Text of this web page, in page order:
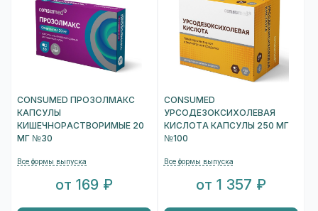
CONSUMED ПРОЗОЛМАКС
КАПСУЛЫ
КИШЕЧНОРАСТВОРИМЫЕ 20
МГ №30
Все формы выпуска
от 169 ₽
CONSUMED
УРСОДЕЗОКСИХОЛЕВАЯ
КИСЛОТА КАПСУЛЫ 250 МГ
№100
Все формы выпуска
от 1 357 ₽